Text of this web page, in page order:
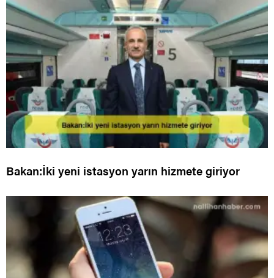
Bakan:İki yeni istasyon yarın hizmete giriyor